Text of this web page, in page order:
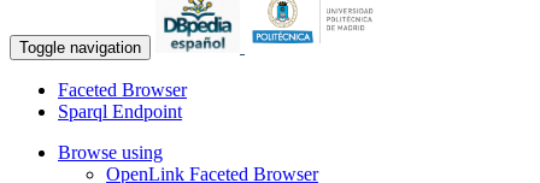
Toggle navigation
Faceted Browser
Sparql Endpoint
Browse using
OpenLink Faceted Browser